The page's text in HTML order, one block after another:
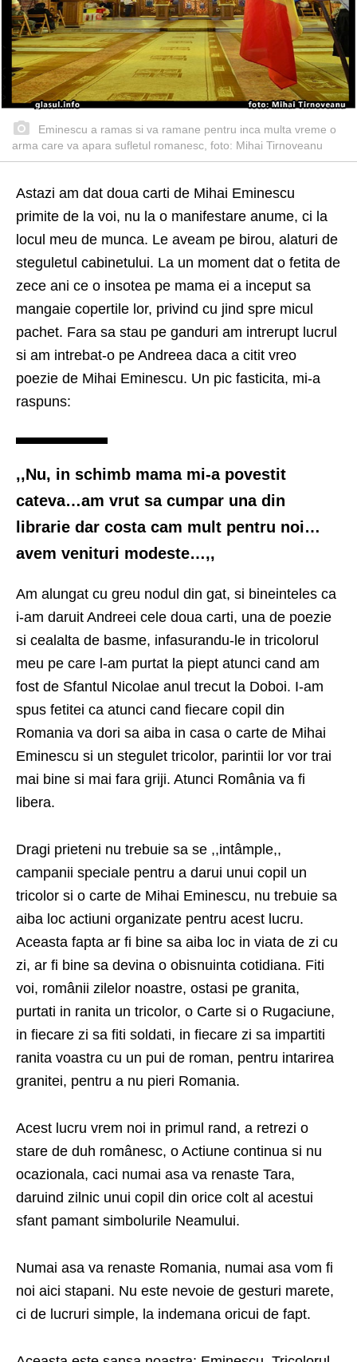
Eminescu a ramas si va ramane pentru inca multa vreme o
arma care va apara sufletul romanesc, foto: Mihai Tirnoveanu
Astazi am dat doua carti de Mihai Eminescu
primite de la voi, nu la o manifestare anume, ci la
locul meu de munca. Le aveam pe birou, alaturi de
steguletul cabinetului. La un moment dat o fetita de
zece ani ce o insotea pe mama ei a inceput sa
mangaie copertile lor, privind cu jind spre micul
pachet. Fara sa stau pe ganduri am intrerupt lucrul
si am intrebat-o pe Andreea daca a citit vreo
poezie de Mihai Eminescu. Un pic fasticita, mi-a
raspuns:
,,Nu, in schimb mama mi-a povestit
cateva…am vrut sa cumpar una din
librarie dar costa cam mult pentru noi…
avem venituri modeste…,,
Am alungat cu greu nodul din gat, si bineinteles ca
i-am daruit Andreei cele doua carti, una de poezie
si cealalta de basme, infasurandu-le in tricolorul
meu pe care l-am purtat la piept atunci cand am
fost de Sfantul Nicolae anul trecut la Doboi. I-am
spus fetitei ca atunci cand fiecare copil din
Romania va dori sa aiba in casa o carte de Mihai
Eminescu si un stegulet tricolor, parintii lor vor trai
mai bine si mai fara griji. Atunci România va fi
libera.
Dragi prieteni nu trebuie sa se ,,intâmple,,
campanii speciale pentru a darui unui copil un
tricolor si o carte de Mihai Eminescu, nu trebuie sa
aiba loc actiuni organizate pentru acest lucru.
Aceasta fapta ar fi bine sa aiba loc in viata de zi cu
zi, ar fi bine sa devina o obisnuinta cotidiana. Fiti
voi, românii zilelor noastre, ostasi pe granita,
purtati in ranita un tricolor, o Carte si o Rugaciune,
in fiecare zi sa fiti soldati, in fiecare zi sa impartiti
ranita voastra cu un pui de roman, pentru intarirea
granitei, pentru a nu pieri Romania.
Acest lucru vrem noi in primul rand, a retrezi o
stare de duh românesc, o Actiune continua si nu
ocazionala, caci numai asa va renaste Tara,
daruind zilnic unui copil din orice colt al acestui
sfant pamant simbolurile Neamului.
Numai asa va renaste Romania, numai asa vom fi
noi aici stapani. Nu este nevoie de gesturi marete,
ci de lucruri simple, la indemana oricui de fapt.